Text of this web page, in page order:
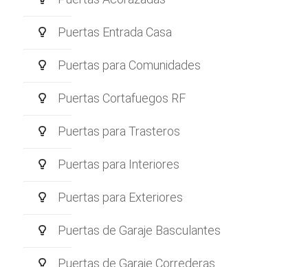
Puertas Entrada Casa
Puertas para Comunidades
Puertas Cortafuegos RF
Puertas para Trasteros
Puertas para Interiores
Puertas para Exteriores
Puertas de Garaje Basculantes
Puertas de Garaje Correderas